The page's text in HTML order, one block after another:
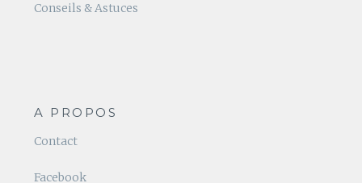
Conseils & Astuces
A PROPOS
Contact
Facebook